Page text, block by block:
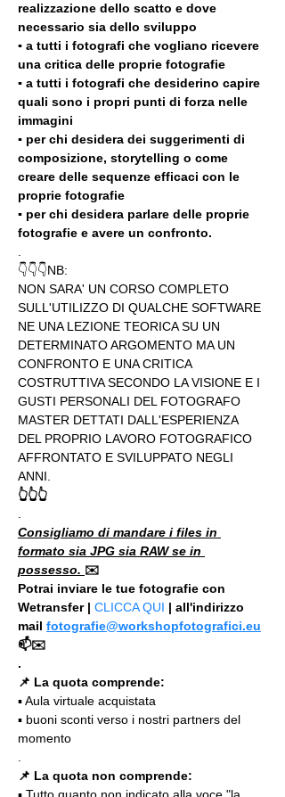
realizzazione dello scatto e dove
necessario sia dello sviluppo
▪️ a tutti i fotografi che vogliano ricevere
una critica delle proprie fotografie
▪️ a tutti i fotografi che desiderino capire
quali sono i propri punti di forza nelle
immagini
▪️ per chi desidera dei suggerimenti di
composizione, storytelling o come
creare delle sequenze efficaci con le
proprie fotografie
▪️ per chi desidera parlare delle proprie
fotografie e avere un confronto.
👇👇👇NB:
NON SARA' UN CORSO COMPLETO
SULL'UTILIZZO DI QUALCHE SOFTWARE
NE UNA LEZIONE TEORICA SU UN
DETERMINATO ARGOMENTO MA UN
CONFRONTO E UNA CRITICA
COSTRUTTIVA SECONDO LA VISIONE E I
GUSTI PERSONALI DEL FOTOGRAFO
MASTER DETTATI DALL'ESPERIENZA
DEL PROPRIO LAVORO FOTOGRAFICO
AFFRONTATO E SVILUPPATO NEGLI
ANNI.
👆👆👆
Consigliamo di mandare i files in
formato sia JPG sia RAW se in
possesso. ✉️
Potrai inviare le tue fotografie con
Wetransfer | CLICCA QUI | all'indirizzo
mail fotografie@workshopfotografici.eu
📫✉️
.
📌 La quota comprende:
▪️ Aula virtuale acquistata
▪️ buoni sconti verso i nostri partners del
momento
📌 La quota non comprende: